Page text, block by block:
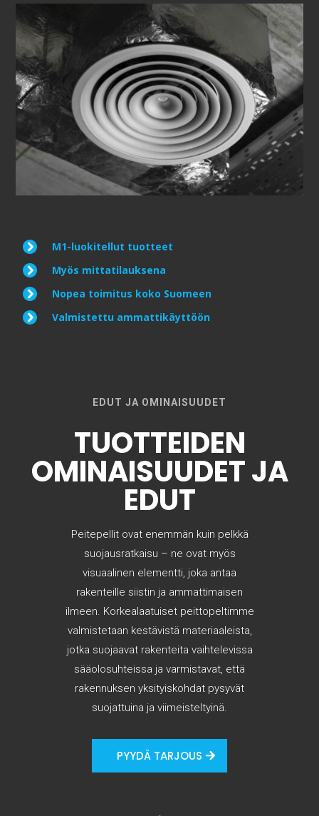
M1-luokitellut tuotteet
Myös mittatilauksena
Nopea toimitus koko Suomeen
Valmistettu ammattikäyttöön
EDUT JA OMINAISUUDET
TUOTTEIDEN
OMINAISUUDET JA
EDUT
Peitepellit ovat enemmän kuin pelkkä
suojausratkaisu – ne ovat myös
visuaalinen elementti, joka antaa
rakenteille siistin ja ammattimaisen
ilmeen. Korkealaatuiset peittopeltimme
valmistetaan kestävistä materiaaleista,
jotka suojaavat rakenteita vaihtelevissa
sääolosuhteissa ja varmistavat, että
rakennuksen yksityiskohdat pysyvät
suojattuina ja viimeisteltyinä.
PYYDÄ TARJOUS